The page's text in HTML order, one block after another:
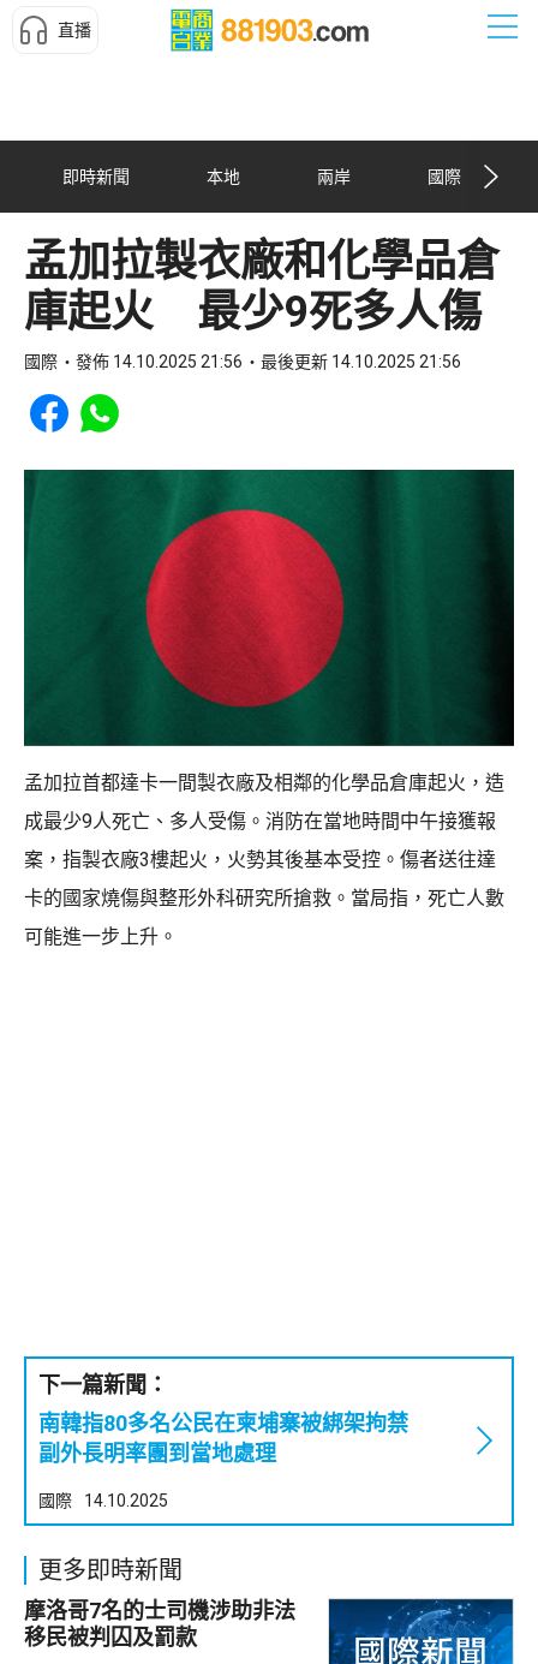
直播
即時新聞 本地 兩岸 國際
孟加拉製衣廠和化學品倉
庫起火 最少9死多人傷
國際 發佈 14.10.2025 21:56 最後更新 14.10.2025 21:56
Share to Facebook
Share to WhatsApp
孟加拉首都達卡一間製衣廠及相鄰的化學品倉庫起火，造
成最少9人死亡、多人受傷。消防在當地時間中午接獲報
案，指製衣廠3樓起火，火勢其後基本受控。傷者送往達
卡的國家燒傷與整形外科研究所搶救。當局指，死亡人數
可能進一步上升。
下一篇新聞：
南韓指80多名公民在柬埔寨被綁架拘禁
副外長明率團到當地處理
國際 14.10.2025
更多即時新聞
摩洛哥7名的士司機涉助非法
移民被判囚及罰款